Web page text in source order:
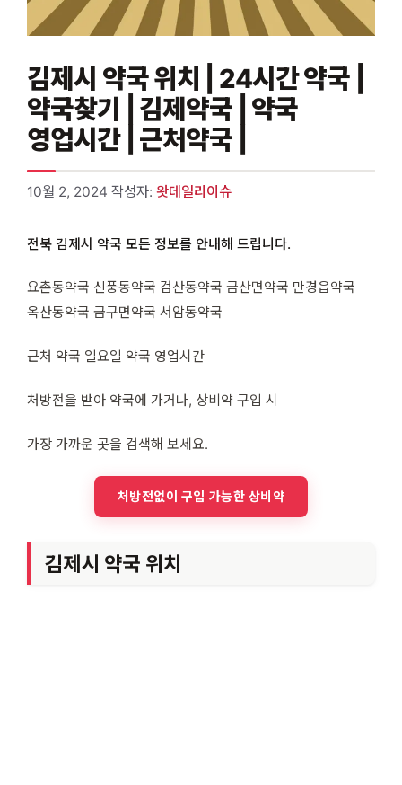
김제시 약국 위치 | 24시간 약국 |
약국찾기 | 김제약국 | 약국
영업시간 | 근처약국 |
10월 2, 2024 작성자: 왓데일리이슈
전북 김제시 약국 모든 정보를 안내해 드립니다.
요촌동약국 신풍동약국 검산동약국 금산면약국 만경읍약국
옥산동약국 금구면약국 서암동약국
근처 약국 일요일 약국 영업시간
처방전을 받아 약국에 가거나, 상비약 구입 시
가장 가까운 곳을 검색해 보세요.
처방전없이 구입 가능한 상비약
김제시 약국 위치